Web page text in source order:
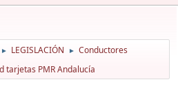
► LEGISLACIÓN ► Conductores
tarjetas PMR Andalucía